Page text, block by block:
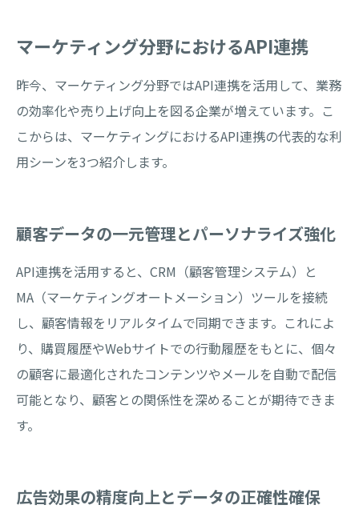
マーケティング分野におけるAPI連携
昨今、マーケティング分野ではAPI連携を活用して、業務
の効率化や売り上げ向上を図る企業が増えています。こ
こからは、マーケティングにおけるAPI連携の代表的な利
用シーンを3つ紹介します。
顧客データの一元管理とパーソナライズ強化
API連携を活用すると、CRM（顧客管理システム）と
MA（マーケティングオートメーション）ツールを接続
し、顧客情報をリアルタイムで同期できます。これによ
り、購買履歴やWebサイトでの行動履歴をもとに、個々
の顧客に最適化されたコンテンツやメールを自動で配信
可能となり、顧客との関係性を深めることが期待できま
す。
広告効果の精度向上とデータの正確性確保